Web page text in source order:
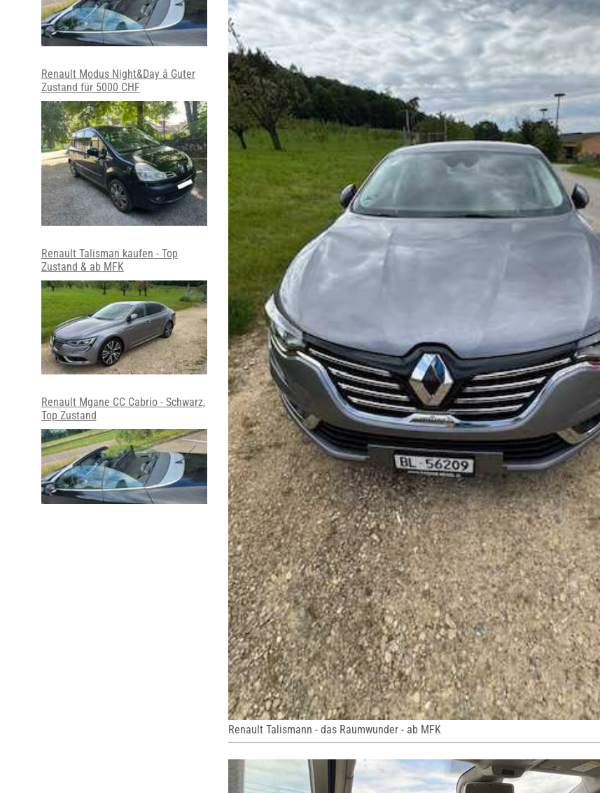
Renault Talismann - das Raumwunder - ab MFK
Renault Modus Night&Day â Guter
Zustand für 5000 CHF
Renault Talisman kaufen - Top
Zustand & ab MFK
Renault Mgane CC Cabrio - Schwarz,
Top Zustand